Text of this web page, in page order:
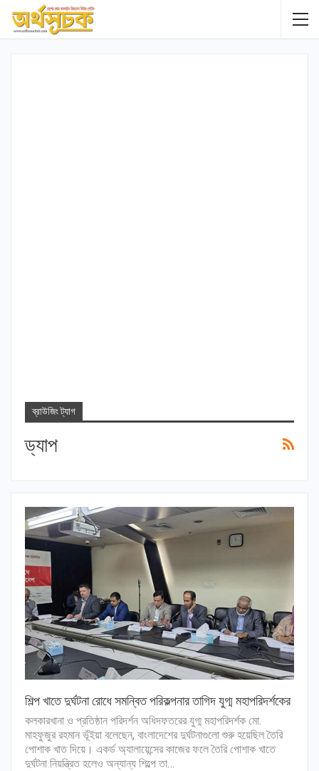
ব্রাউজিং ট্যাগ
ড্যাপ
শিল্প খাতে দুর্ঘটনা রোধে সমন্বিত পরিকল্পনার তাগিদ যুগ্ম মহাপরিদর্শকের
কলকারখানা ও প্রতিষ্ঠান পরিদর্শন অধিদফতরের যুগ্ম মহাপরিদর্শক মো.
মাহফুজুর রহমান ভূঁইয়া বলেছেন, বাংলাদেশের দুর্ঘটনাগুলো শুরু হয়েছিল তৈরি
পোশাক খাত দিয়ে। একর্ড অ্যালায়েন্সের কাজের ফলে তৈরি পোশাক খাতে
দুর্ঘটনা নিয়ন্ত্রিত হলেও অন্যান্য শিল্পে তা…